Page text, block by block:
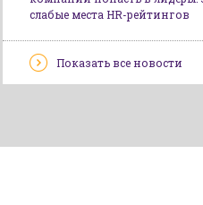
слабые места HR-рейтингов
Показать все новости